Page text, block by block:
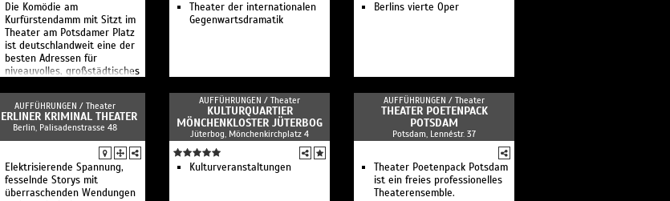
Die Komödie am
Kurfürstendamm mit Sitzt im
Theater am Potsdamer Platz
ist deutschlandweit eine der
besten Adressen für
niveauvolles, großstädtisches
Theater der internationalen
Gegenwartsdramatik
Berlins vierte Oper
AUFFÜHRUNGEN / Theater
KRIMINAL THEATER
Berlin, Palisadenstrasse 48
Elektrisierende Spannung,
fesselnde Storys mit
überraschenden Wendungen
AUFFÜHRUNGEN / Theater
KULTURQUARTIER
MÖNCHENKLOSTER JÜTERBOG
Jüterbog, Mönchenkirchplatz 4
Kulturveranstaltungen
AUFFÜHRUNGEN / Theater
THEATER POETENPACK
POTSDAM
Potsdam, Lennéstr. 37
Theater Poetenpack Potsdam
ist ein freies professionelles
Theaterensemble.